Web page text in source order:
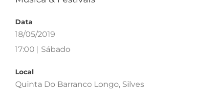
Data
18/05/2019
17:00 | Sábado
Local
Quinta Do Barranco Longo, Silves